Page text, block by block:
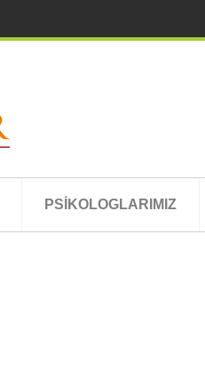
PSİKOLOGLARIMIZ